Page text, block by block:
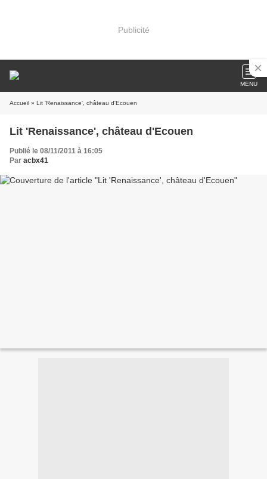
Publicité
MENU
Accueil » Lit 'Renaissance', château d'Ecouen
Lit 'Renaissance', château d'Ecouen
Publié le 08/11/2011 à 16:05
Par acbx41